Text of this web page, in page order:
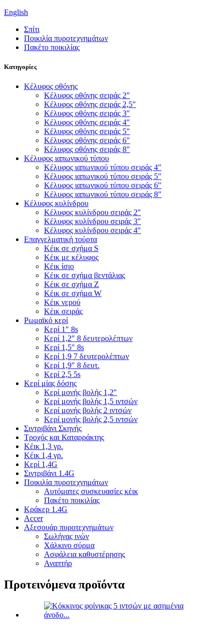
English
Σπίτι
Ποικιλία πυροτεχνημάτων
Πακέτο ποικιλίας
Κατηγορίες
Κέλυφος οθόνης
Κέλυφος οθόνης σειράς 2″
Κέλυφος οθόνης σειράς 2,5″
Κέλυφος οθόνης σειράς 3″
Κέλυφος οθόνης σειράς 4″
Κέλυφος οθόνης σειράς 5″
Κέλυφος οθόνης σειράς 6″
Κέλυφος οθόνης σειράς 8″
Κέλυφος ιαπωνικού τύπου
Κέλυφος ιαπωνικού τύπου σειράς 4″
Κέλυφος ιαπωνικού τύπου σειράς 5″
Κέλυφος ιαπωνικού τύπου σειράς 6″
Κέλυφος ιαπωνικού τύπου σειράς 8″
Κέλυφος κυλίνδρου
Κέλυφος κυλίνδρου σειράς 2″
Κέλυφος κυλίνδρου σειράς 3″
Κέλυφος κυλίνδρου σειράς 4″
Επαγγελματική τούρτα
Κέικ σε σχήμα S
Κέικ με κέλυφος
Κέικ ίσιο
Κέικ σε σχήμα βεντάλιας
Κέικ σε σχήμα Ζ
Κέικ σε σχήμα W
Κέικ νερού
Κέικ σειράς
Ρωμαϊκό κερί
Κερί 1″ 8s
Κερί 1,2″ 8 δευτερολέπτων
Κερί 1,5″ 8s
Κερί 1,9 7 δευτερολέπτων
Κερί 1,9″ 8 δευτ.
Κερί 2,5 5s
Κερί μίας δόσης
Κερί μονής βολής 1,2″
Κερί μονής βολής 1,5 ιντσών
Κερί μονής βολής 2 ιντσών
Κερί μονής βολής 2,5 ιντσών
Σιντριβάνι Σκηνής
Τροχός και Καταρράκτης
Κέικ 1,3 γρ.
Κέικ 1,4 γρ.
Κερί 1,4G
Σιντριβάνι 1.4G
Ποικιλία πυροτεχνημάτων
Αυτόματες συσκευασίες κέικ
Πακέτο ποικιλίας
Κράκερ 1.4G
Accer
Αξεσουάρ πυροτεχνημάτων
Σωλήνας ινών
Χάλκινο σύρμα
Ασφάλεια καθυστέρησης
Αναπτήρ
Προτεινόμενα προϊόντα